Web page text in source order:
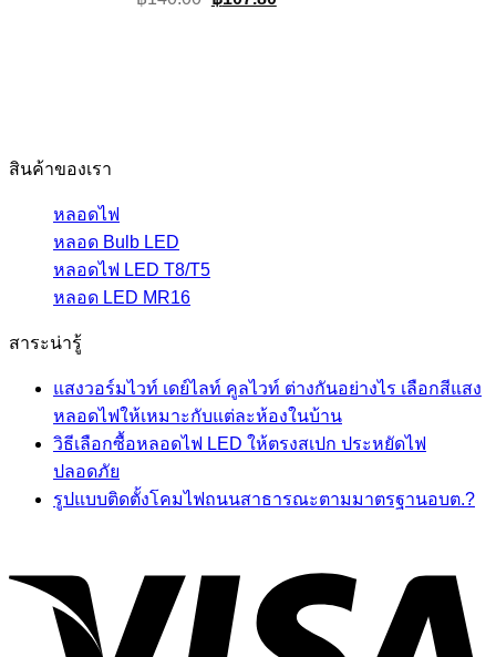
สินค้าของเรา
หลอดไฟ
หลอด Bulb LED
หลอดไฟ LED T8/T5
หลอด LED MR16
สาระน่ารู้
แสงวอร์มไวท์ เดย์ไลท์ คูลไวท์ ต่างกันอย่างไร เลือกสีแสง
หลอดไฟให้เหมาะกับแต่ละห้องในบ้าน
วิธีเลือกซื้อหลอดไฟ LED ให้ตรงสเปก ประหยัดไฟ
ปลอดภัย
รูปแบบติดตั้งโคมไฟถนนสาธารณะตามมาตรฐานอบต.?